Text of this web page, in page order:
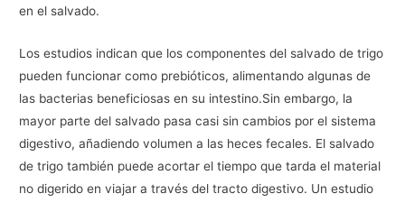
en el salvado.
Los estudios indican que los componentes del salvado de trigo
pueden funcionar como prebióticos, alimentando algunas de
las bacterias beneficiosas en su intestino.Sin embargo, la
mayor parte del salvado pasa casi sin cambios por el sistema
digestivo, añadiendo volumen a las heces fecales. El salvado
de trigo también puede acortar el tiempo que tarda el material
no digerido en viajar a través del tracto digestivo. Un estudio